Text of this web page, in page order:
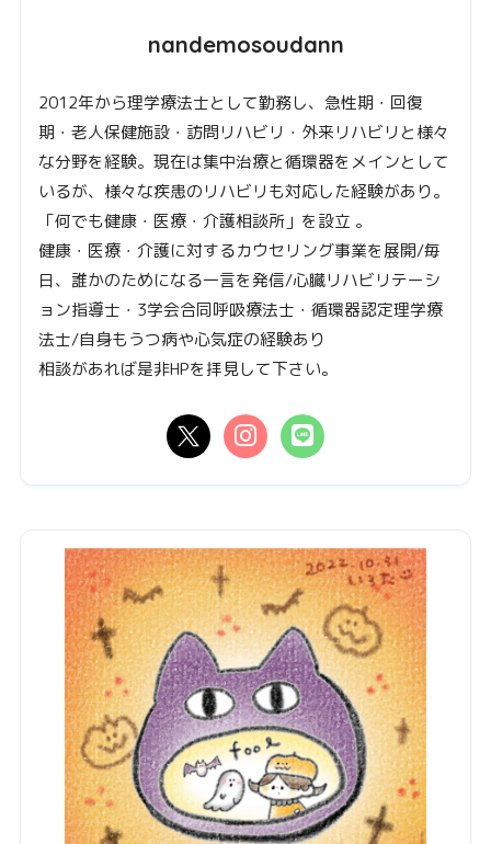
nandemosoudann
2012年から理学療法士として勤務し、急性期・回復
期・老人保健施設・訪問リハビリ・外来リハビリと様々
な分野を経験。現在は集中治療と循環器をメインとして
いるが、様々な疾患のリハビリも対応した経験があり。
「何でも健康・医療・介護相談所」を設立 。
健康・医療・介護に対するカウセリング事業を展開/毎
日、誰かのためになる一言を発信/心臓リハビリテーシ
ョン指導士・3学会合同呼吸療法士・循環器認定理学療
法士/自身もうつ病や心気症の経験あり
相談があれば是非HPを拝見して下さい。